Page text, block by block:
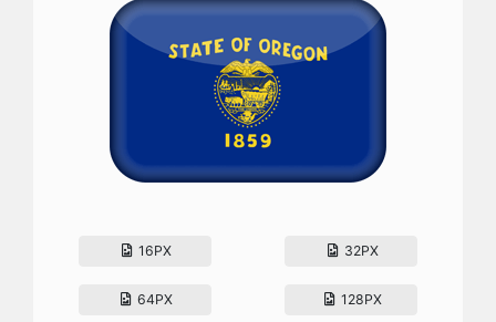
16PX 32PX
64PX 128PX